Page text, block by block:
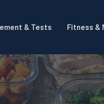
& Tests Fitness &